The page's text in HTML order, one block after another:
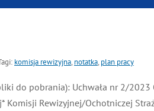
komisja rewizyjna, notatka, plan pracy
do pobrania): Uchwała nr 2/
Rewizyjnej/Ochotniczej